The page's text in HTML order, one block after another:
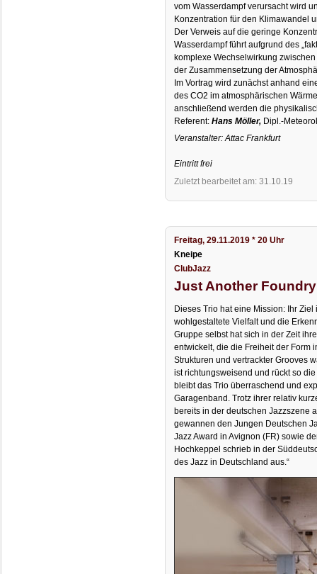
vom Wasserdampf verursacht wird
Konzentration für den Klimawandel
Der Verweis auf die geringe
Wasserdampf führt aufgrund des
komplexe Wechselwirkung
der Zusammensetzung der
Im Vortrag wird zunächst anhand
des CO2 im atmosphärischen
anschließend werden die
Referent:Hans Möller, Dipl.-
Veranstalter: Attac Frankfurt
Eintritt frei
Zuletzt bearbeitet am: 31.10.19
Freitag, 29.11.2019 * 20 Uhr
Kneipe
ClubJazz
Just Another Foundry
Dieses Trio hat eine Mission: Ihr
wohlgestaltete Vielfalt und die
Gruppe selbst hat sich in der Zeit
entwickelt, die die Freiheit der Form
Strukturen und vertrackter Grooves
ist richtungsweisend und rückt so
bleibt das Trio überraschend und
Garagenband. Trotz ihrer relativ
bereits in der deutschen Jazzszene
gewannen den Jungen Deutschen
Jazz Award in Avignon (FR) sowie
Hochkeppel schrieb in der
des Jazz in Deutschland aus.“